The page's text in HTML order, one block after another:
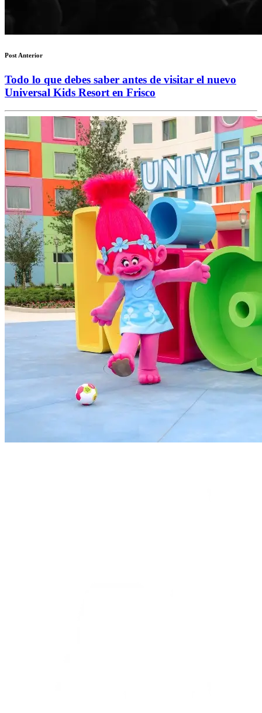
Post Anterior
Todo lo que debes saber antes de visitar el nuevo
Universal Kids Resort en Frisco